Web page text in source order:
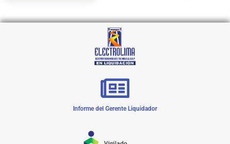
Informe del Gerente Liquidador